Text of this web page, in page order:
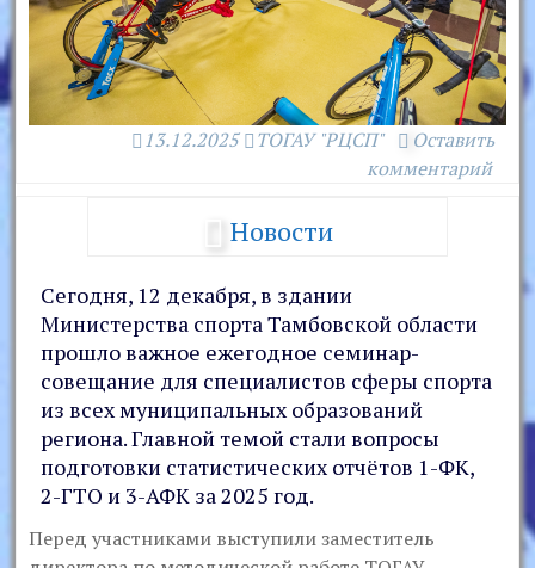
13.12.2025 ТОГАУ "РЦСП"
Оставить
комментарий
Новости
Сегодня, 12 декабря, в здании
Министерства спорта Тамбовской области
прошло важное ежегодное семинар-
совещание для специалистов сферы спорта
из всех муниципальных образований
региона. Главной темой стали вопросы
подготовки статистических отчётов 1-ФК,
2-ГТО и 3-АФК за 2025 год.
Перед участниками выступили заместитель